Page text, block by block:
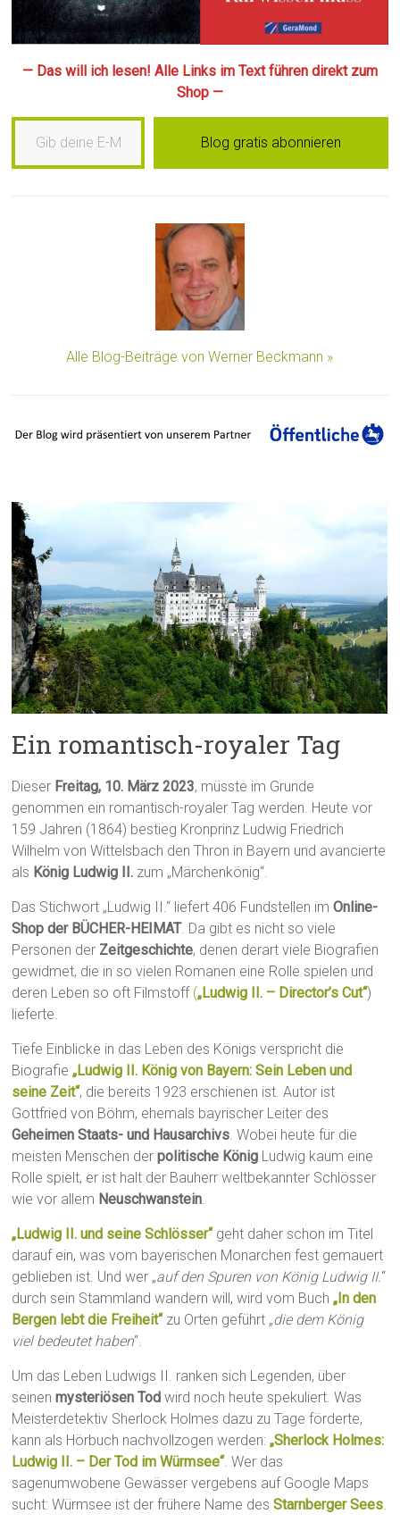
— Das will ich lesen! Alle Links im Text führen direkt zum
Shop —
Gib deine E-Mail-Adresse ein …
Blog gratis abonnieren
Alle Blog-Beiträge von Werner Beckmann »
Ein romantisch-royaler Tag
Dieser Freitag, 10. März 2023, müsste im Grunde
genommen ein romantisch-royaler Tag werden. Heute vor
159 Jahren (1864) bestieg Kronprinz Ludwig Friedrich
Wilhelm von Wittelsbach den Thron in Bayern und avancierte
als König Ludwig II. zum „Märchenkönig“.
Das Stichwort „Ludwig II.“ liefert 406 Fundstellen imOnline-
Shop der BÜCHER-HEIMAT. Da gibt es nicht so viele
Personen der Zeitgeschichte, denen derart viele Biografien
gewidmet, die in so vielen Romanen eine Rolle spielen und
deren Leben so oft Filmstoff („Ludwig II. – Director’s Cut“)
lieferte.
Tiefe Einblicke in das Leben des Königs verspricht die
Biografie„Ludwig II. König von Bayern: Sein Leben und
seine Zeit“, die bereits 1923 erschienen ist. Autor ist
Gottfried von Böhm, ehemals bayrischer Leiter des
Geheimen Staats- und Hausarchivs. Wobei heute für die
meisten Menschen derpolitische König Ludwig kaum eine
Rolle spielt, er ist halt der Bauherr weltbekannter Schlösser
wie vor allem Neuschwanstein.
„Ludwig II. und seine Schlösser“geht daher schon im Titel
darauf ein, was vom bayerischen Monarchen fest gemauert
geblieben ist. Und wer „auf den Spuren von König Ludwig II.“
durch sein Stammland wandern will, wird vom Buch„In den
Bergen lebt die Freiheit“zu Orten geführt „die dem König
viel bedeutet haben“.
Um das Leben Ludwigs II. ranken sich Legenden, über
seinenmysteriösen Tod wird noch heute spekuliert. Was
Meisterdetektiv Sherlock Holmes dazu zu Tage förderte,
kann als Hörbuch nachvollzogen werden:„Sherlock Holmes:
Ludwig II. – Der Tod im Würmsee“. Wer das
sagenumwobene Gewässer vergebens auf Google Maps
sucht: Würmsee ist der frühere Name desStarnberger Sees.